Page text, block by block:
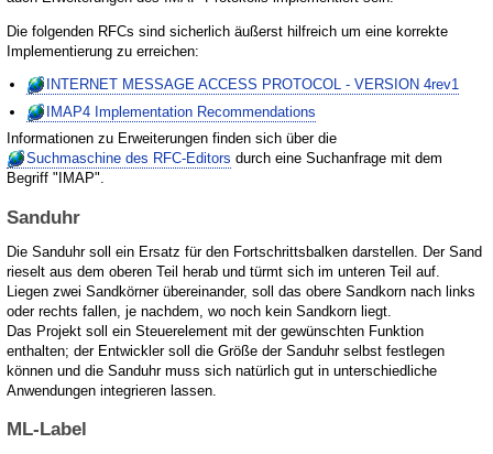
Die folgenden RFCs sind sicherlich äußerst hilfreich um eine korrekte
Implementierung zu erreichen:
INTERNET MESSAGE ACCESS PROTOCOL - VERSION 4rev1
IMAP4 Implementation Recommendations
Informationen zu Erweiterungen finden sich über die
Suchmaschine des RFC-Editors durch eine Suchanfrage mit dem
Begriff "IMAP".
Sanduhr
Die Sanduhr soll ein Ersatz für den Fortschrittsbalken darstellen. Der Sand
rieselt aus dem oberen Teil herab und türmt sich im unteren Teil auf.
Liegen zwei Sandkörner übereinander, soll das obere Sandkorn nach links
oder rechts fallen, je nachdem, wo noch kein Sandkorn liegt.
Das Projekt soll ein Steuerelement mit der gewünschten Funktion
enthalten; der Entwickler soll die Größe der Sanduhr selbst festlegen
können und die Sanduhr muss sich natürlich gut in unterschiedliche
Anwendungen integrieren lassen.
ML-Label